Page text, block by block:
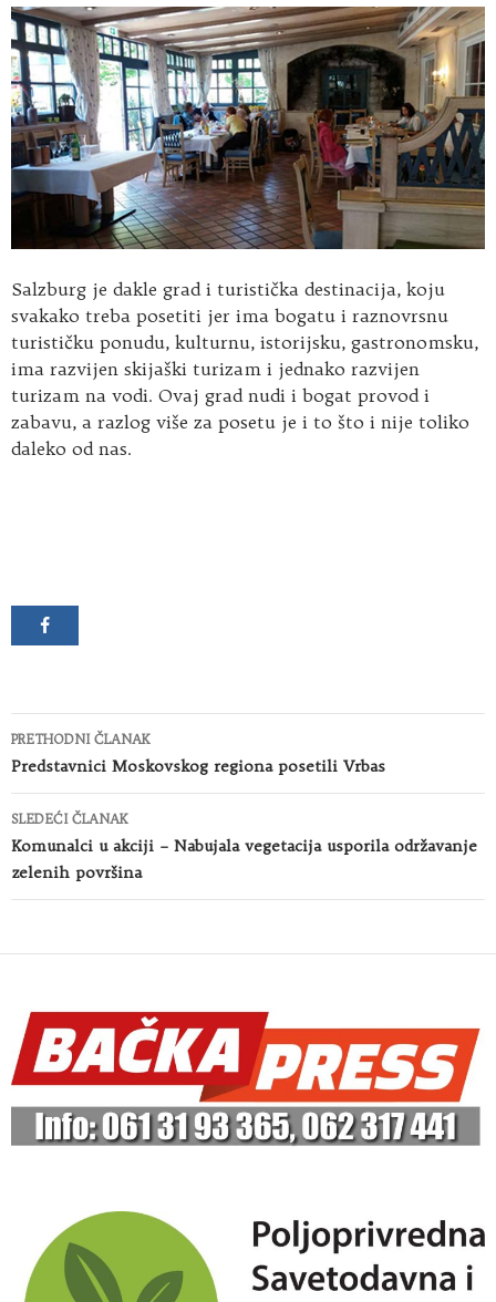
Salzburg je dakle grad i turistička destinacija, koju
svakako treba posetiti jer ima bogatu i raznovrsnu
turističku ponudu, kulturnu, istorijsku, gastronomsku,
ima razvijen skijaški turizam i jednako razvijen
turizam na vodi. Ovaj grad nudi i bogat provod i
zabavu, a razlog više za posetu je i to što i nije toliko
daleko od nas.
Kretanje
članaka
PRETHODNI ČLANAK
Predstavnici Moskovskog regiona posetili Vrbas
SLEDEĆI ČLANAK
Komunalci u akciji – Nabujala vegetacija usporila održavanje
zelenih površina